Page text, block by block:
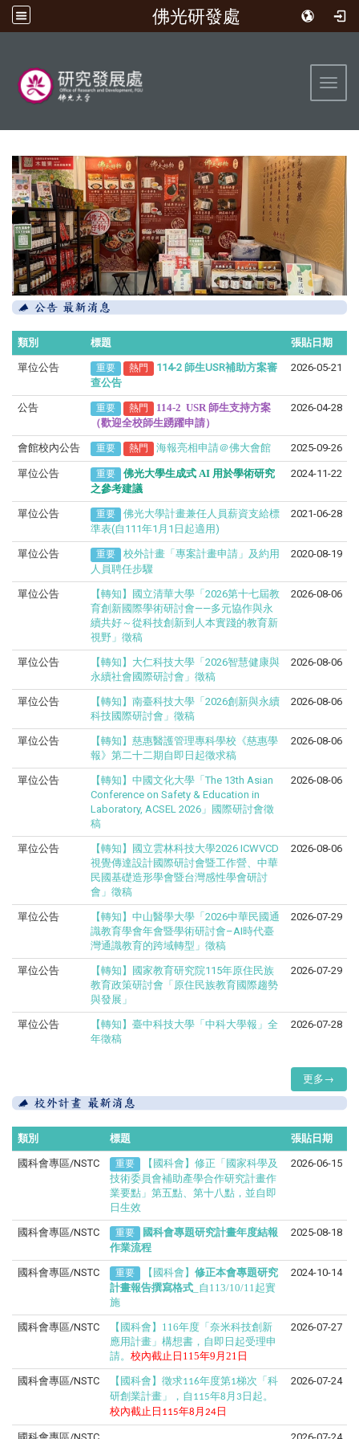
佛光研發處
類別 標題 張貼日期
單位公告 重要 熱門
114-2 師生USR補助方案審
查公告
2026-05-21
公告 重要 熱門 114-2 USR 師生支持方案
（歡迎全校師生踴躍申請）
2026-04-28
會館校內公告 重要 熱門 海報亮相申請＠佛大會館 2025-09-26
單位公告 重要 佛光大學生成式AI 用於學術研究
之參考建議
2024-11-22
單位公告 重要
佛光大學計畫兼任人員薪資支給標
準表(自111年1月1日起適用)
2021-06-28
單位公告 重要
校外計畫「專案計畫申請」及約用
人員聘任步驟
2020-08-19
單位公告
【轉知】國立清華大學「2026第十七屆教
育創新國際學術研討會——多元協作與永
續共好～從科技創新到人本實踐的教育新
視野」徵稿
2026-08-06
單位公告
【轉知】大仁科技大學「2026智慧健康與
永續社會國際研討會」徵稿
2026-08-06
單位公告
【轉知】南臺科技大學「2026創新與永續
科技國際研討會」徵稿
2026-08-06
單位公告
【轉知】慈惠醫護管理專科學校《慈惠學
報》第二十二期自即日起徵求稿
2026-08-06
單位公告
【轉知】中國文化大學「The 13th Asian
Conference on Safety & Education in
Laboratory, ACSEL 2026」國際研討會徵
稿
2026-08-06
單位公告
【轉知】國立雲林科技大學2026 ICWVCD
視覺傳達設計國際研討會暨工作營、中華
民國基礎造形學會暨台灣感性學會研討
會」徵稿
2026-08-06
單位公告
【轉知】中山醫學大學「2026中華民國通
識教育學會年會暨學術研討會–AI時代臺
灣通識教育的跨域轉型」徵稿
2026-07-29
單位公告
【轉知】國家教育研究院115年原住民族
教育政策研討會「原住民族教育國際趨勢
與發展」
2026-07-29
單位公告
【轉知】臺中科技大學「中科大學報」全
年徵稿
2026-07-28
更多→
類別 標題 張貼日期
國科會專區/NSTC 重要
【國科會】修正「國家科學及
技術委員會補助產學合作研究計畫作
業要點」第五點、第十八點，並自即
日生效
2026-06-15
國科會專區/NSTC 重要
國科會專題研究計畫年度結報
作業流程
2025-08-18
國科會專區/NSTC 重要 【國科會】 修正本會專題研究
計畫報告撰寫格式_自113/10/11起實
施
2024-10-14
國科會專區/NSTC
【國科會】116年度「奈米科技創新
應用計畫」構想書，自即日起受理申
請。 校內截止日 115年9 月 21日
2026-07-27
國科會專區/NSTC 【國科會】徵求116年度第1梯次「科
研創業計畫」，自 115年8 月 3 日起。
校內截止日 115年8 月 24日
2026-07-24